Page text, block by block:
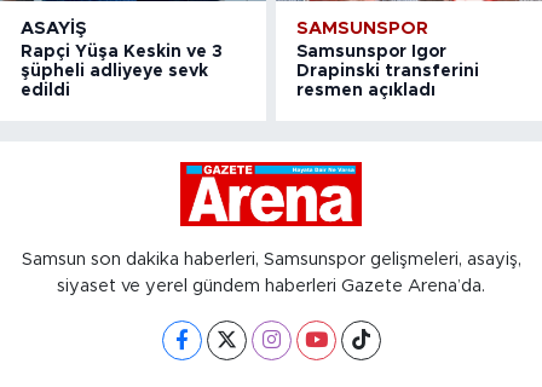
ASAYIŞ
Rapçi Yüşa Keskin ve 3
şüpheli adliyeye sevk
edildi
SAMSUNSPOR
Samsunspor Igor
Drapinski transferini
resmen açıkladı
Samsun son dakika haberleri, Samsunspor gelişmeleri, asayiş,
siyaset ve yerel gündem haberleri Gazete Arena’da.